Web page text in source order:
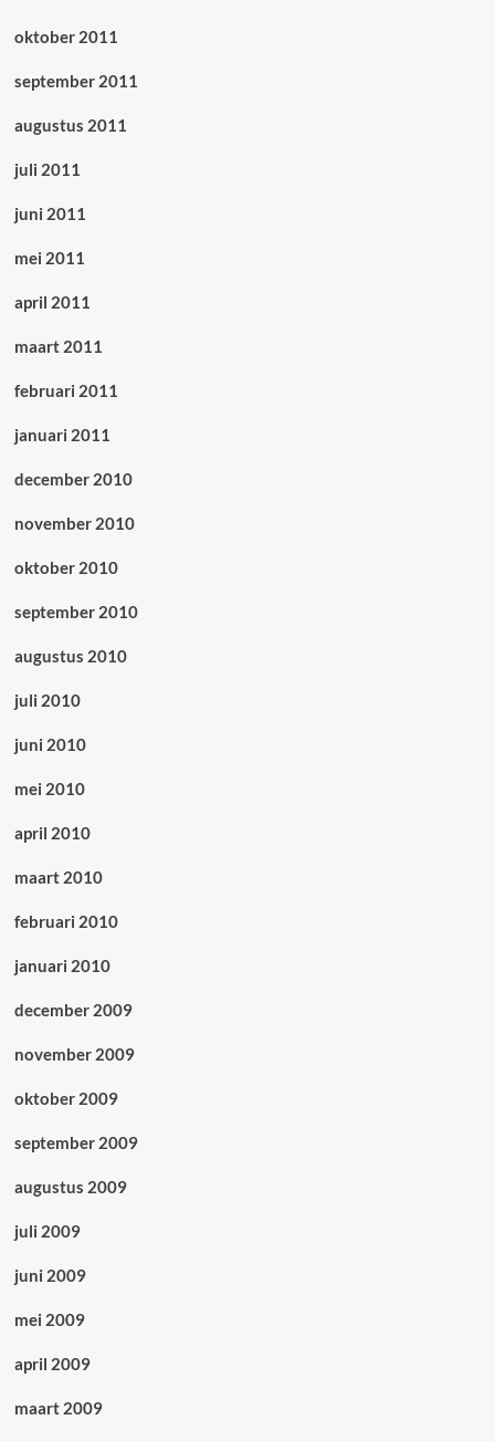
oktober 2011
september 2011
augustus 2011
juli 2011
juni 2011
mei 2011
april 2011
maart 2011
februari 2011
januari 2011
december 2010
november 2010
oktober 2010
september 2010
augustus 2010
juli 2010
juni 2010
mei 2010
april 2010
maart 2010
februari 2010
januari 2010
december 2009
november 2009
oktober 2009
september 2009
augustus 2009
juli 2009
juni 2009
mei 2009
april 2009
maart 2009